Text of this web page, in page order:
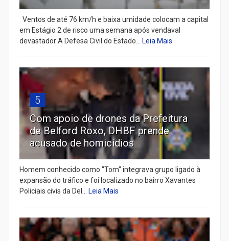
Ventos de até 76 km/h e baixa umidade colocam a capital
em Estágio 2 de risco uma semana após vendaval
devastador A Defesa Civil do Estado... Leia Mais
5
Com apoio de drones da Prefeitura
de Belford Roxo, DHBF prende
acusado de homicídios
Homem conhecido como "Tom" integrava grupo ligado à
expansão do tráfico e foi localizado no bairro Xavantes
Policiais civis da Del... Leia Mais